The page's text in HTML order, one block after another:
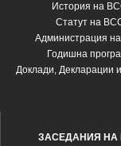
История на
Статут на
Администрация
Годишна
Доклади, Декларации
ЗАСЕДАНИЯ НА